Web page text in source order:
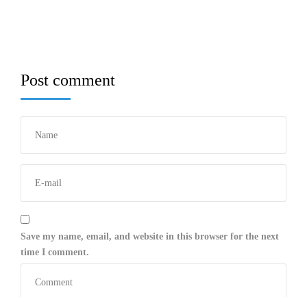
Post comment
Save my name, email, and website in this browser for the next
time I comment.